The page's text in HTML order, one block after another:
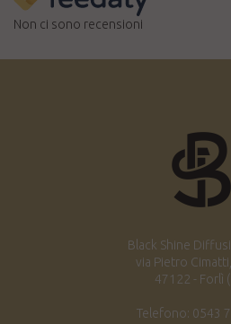
Non ci sono recensioni
Black Shine
via Pietro
47122 - Forlì
Telefono: 0543